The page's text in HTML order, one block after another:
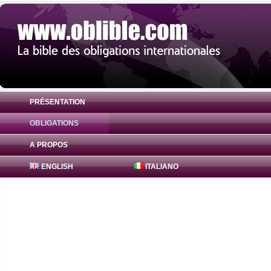
PRÉSENTATION
OBLIGATIONS
A PROPOS
ENGLISH ITALIANO
Obligation Bajaj Finance Obligations 8.8%